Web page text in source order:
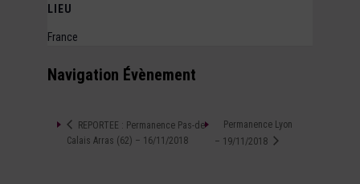
LIEU
France
Navigation Évènement
REPORTEE : Permanence Pas-de-
Calais Arras (62) – 16/11/2018
Permanence Lyon
– 19/11/2018